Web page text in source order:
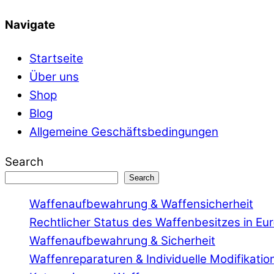
Navigate
Startseite
Über uns
Shop
Blog
Allgemeine Geschäftsbedingungen
Search
Search
Waffenaufbewahrung & Waffensicherheit
Rechtlicher Status des Waffenbesitzes in
Waffenaufbewahrung & Sicherheit
Waffenreparaturen & Individuelle